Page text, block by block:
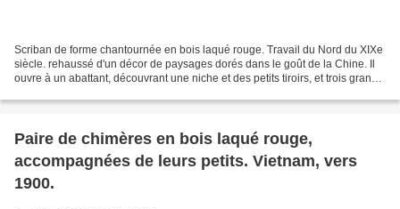
Scriban de forme chantournée en bois laqué rouge. Travail du Nord du XIXe
siècle. rehaussé d'un décor de paysages dorés dans le goût de la Chine. Il
ouvre à un abattant, découvrant une niche et des petits tiroirs, et trois grands
Paire de chimères en bois laqué rouge,
accompagnées de leurs petits. Vietnam, vers
1900.